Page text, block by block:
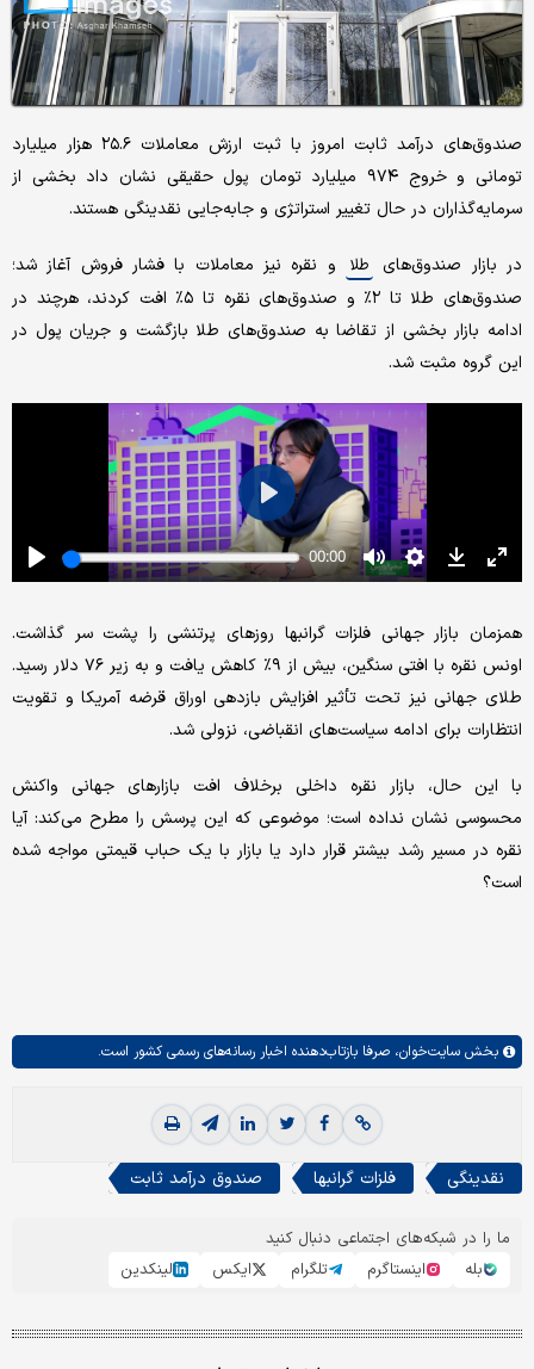
صندوق‌های درآمد ثابت امروز با ثبت ارزش معاملات ۲۵.۶ هزار میلیارد
تومانی و خروج ۹۷۴ میلیارد تومان پول حقیقی نشان داد بخشی از
سرمایه‌گذاران در حال تغییر استراتژی و جابه‌جایی نقدینگی هستند.
در بازار صندوق‌های طلا
و نقره نیز معاملات با فشار فروش آغاز شد؛
صندوق‌های طلا تا ۲٪ و صندوق‌های نقره تا ۵٪ افت کردند، هرچند در
ادامه بازار بخشی از تقاضا به صندوق‌های طلا بازگشت و جریان پول در
این گروه مثبت شد.
همزمان بازار جهانی فلزات گرانبها روزهای پرتنشی را پشت سر گذاشت.
اونس نقره با افتی سنگین، بیش از ۹٪ کاهش یافت و به زیر ۷۶ دلار رسید.
طلای جهانی نیز تحت تأثیر افزایش بازدهی اوراق قرضه آمریکا و تقویت
انتظارات برای ادامه سیاست‌های انقباضی، نزولی شد.
با این حال، بازار نقره داخلی برخلاف افت بازارهای جهانی واکنش
محسوسی نشان نداده است؛ موضوعی که این پرسش را مطرح می‌کند: آیا
نقره در مسیر رشد بیشتر قرار دارد یا بازار با یک حباب قیمتی مواجه شده
است؟
بخش سایت‌خوان، صرفا بازتاب‌دهنده اخبار رسانه‌های رسمی کشور است.
نقدینگی فلزات گرانبها صندوق درآمد ثابت
ما را در شبکه‌های اجتماعی دنبال کنید
بله
اینستاگرم تلگرام ایکس لینکدین